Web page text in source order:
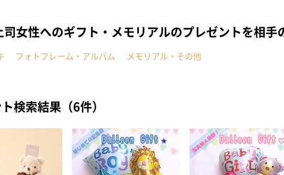
女性へのギフト・メモリアルのプレゼントを相手
フォトフレーム・アルバム メモリアル・その他
検索結果（6件）